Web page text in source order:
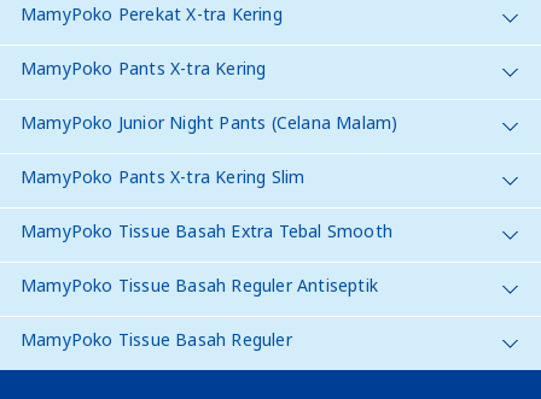
MamyPoko Perekat X-tra Kering
MamyPoko Pants X-tra Kering
MamyPoko Junior Night Pants (Celana Malam)
MamyPoko Pants X-tra Kering Slim
MamyPoko Tissue Basah Extra Tebal Smooth
MamyPoko Tissue Basah Reguler Antiseptik
MamyPoko Tissue Basah Reguler